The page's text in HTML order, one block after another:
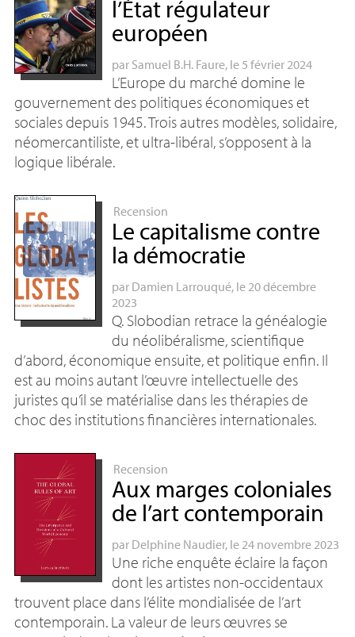
l’État régulateur
européen
par Samuel B.H.Faure, le 5 février 2024
L’Europe du marché domine le
gouvernement des politiques économiques et
sociales depuis 1945. Trois autres modèles, solidaire,
néomercantiliste, et ultra-libéral, s’opposent à la
logique libérale.
Recension
Le capitalisme contre
la démocratie
par Damien Larrouqué, le 20 décembre
2023
Q. Slobodian retrace la généalogie
du néolibéralisme, scientifique
d’abord, économique ensuite, et politique enfin. Il
est au moins autant l’œuvre intellectuelle des
juristes qu’il se matérialise dans les thérapies de
choc des institutions financières internationales.
Recension
Aux marges coloniales
de l’art contemporain
par Delphine Naudier, le 24 novembre 2023
Une riche enquête éclaire la façon
dont les artistes non-occidentaux
trouvent place dans l’élite mondialisée de l’art
contemporain. La valeur de leurs œuvres se